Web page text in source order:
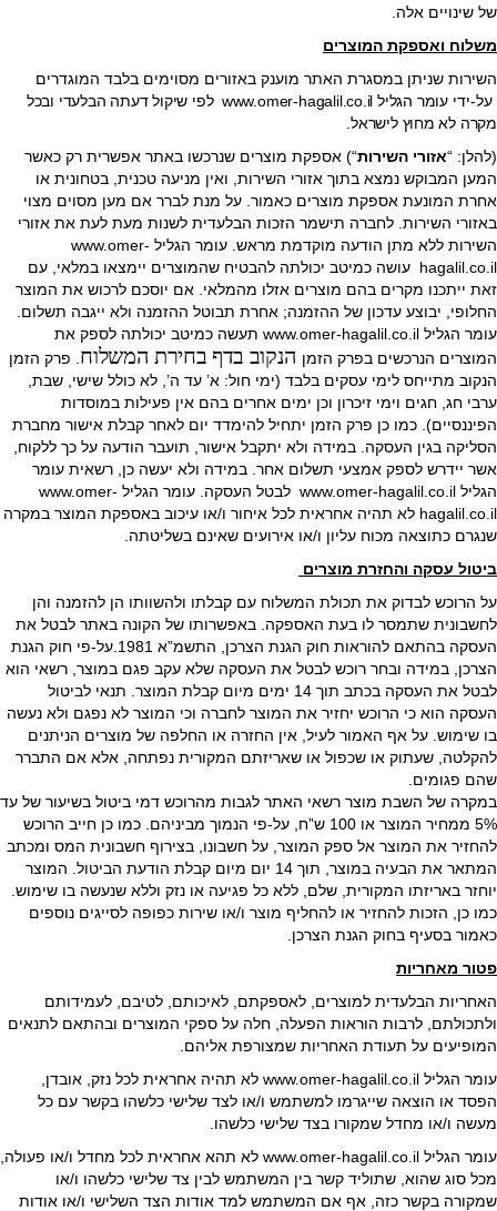
של שינויים אלה.
משלוח ואספקת המוצרים
השירות שניתן במסגרת האתר מוענק באזורים מסוימים בלבד המוגדרים
על-ידי
עומר הגליל www.omer-hagalil.co.il לפי שיקול דעתה הבלעדי ובכל
מקרה לא מחוץ לישראל.
(להלן: “אזורי השירות“) אספקת מוצרים שנרכשו באתר אפשרית רק כאשר
המען המבוקש נמצא בתוך אזורי השירות, ואין מניעה טכנית, בטחונית או
אחרת המונעת אספקת מוצרים כאמור. על מנת לברר אם מען מסוים מצוי
באזורי השירות. לחברה תישמר הזכות הבלעדית לשנות מעת לעת את אזורי
השירות ללא מתן הודעה מוקדמת מראש. עומר הגליל www.omer-
hagalil.co.il עושה כמיטב יכולתה להבטיח שהמוצרים יימצאו במלאי, עם
זאת ייתכנו מקרים בהם מוצרים אזלו מהמלאי. אם יוסכם לרכוש את המוצר
החלופי, יבוצע עדכון של ההזמנה; אחרת תבוטל ההזמנה ולא ייגבה תשלום.
עומר הגליל www.omer-hagalil.co.il תעשה כמיטב יכולתה לספק את
המוצרים הנרכשים בפרק הזמן הנקוב בדף בחירת המשלוח . פרק הזמן
הנקוב מתייחס לימי עסקים בלבד (ימי חול: א’ עד ה’, לא כולל שישי, שבת,
ערבי חג, חגים וימי זיכרון וכן ימים אחרים בהם אין פעילות במוסדות
הפיננסיים). כמו כן פרק הזמן יתחיל להימדד יום לאחר קבלת אישור מחברת
הסליקה בגין העסקה. במידה ולא יתקבל אישור, תועבר הודעה על כך ללקוח,
אשר יידרש לספק אמצעי תשלום אחר. במידה ולא יעשה כן, רשאית עומר
הגליל www.omer-hagalil.co.il לבטל העסקה. עומר הגליל www.omer-
hagalil.co.il לא תהיה אחראית לכל איחור ו/או עיכוב באספקת המוצר במקרה
שנגרם כתוצאה מכוח עליון ו/או אירועים שאינם בשליטתה.
ביטול עסקה והחזרת מוצרים
על הרוכש לבדוק את תכולת המשלוח עם קבלתו ולהשוותו הן להזמנה והן
לחשבונית שתמסר לו בעת האספקה. באפשרותו של הקונה באתר לבטל את
העסקה בהתאם להוראות חוק הגנת הצרכן, התשמ”א 1981.על-פי חוק הגנת
הצרכן, במידה ובחר רוכש לבטל את העסקה שלא עקב פגם במוצר, רשאי הוא
לבטל את העסקה בכתב תוך 14 ימים מיום קבלת המוצר. תנאי לביטול
העסקה הוא כי הרוכש יחזיר את המוצר לחברה וכי המוצר לא נפגם ולא נעשה
בו שימוש. על אף האמור לעיל, אין החזרה או החלפה של מוצרים הניתנים
להקלטה, שעתוק או שכפול או שאריזתם המקורית נפתחה, אלא אם התברר
שהם פגומים.
במקרה של השבת מוצר רשאי האתר לגבות מהרוכש דמי ביטול בשיעור של עד
5% ממחיר המוצר או 100 ש”ח, על-פי הנמוך מביניהם. כמו כן חייב הרוכש
להחזיר את המוצר אל ספק המוצר, על חשבונו, בצירוף חשבונית המס ומכתב
המתאר את הבעיה במוצר, תוך 14 יום מיום קבלת הודעת הביטול. המוצר
יוחזר באריזתו המקורית, שלם, ללא כל פגיעה או נזק וללא שנעשה בו שימוש.
כמו כן, הזכות להחזיר או להחליף מוצר ו/או שירות כפופה לסייגים נוספים
כאמור בסעיף בחוק הגנת הצרכן.
פטור מאחריות
האחריות הבלעדית למוצרים, לאספקתם, לאיכותם, לטיבם, לעמידותם
ולתכולתם, לרבות הוראות הפעלה, חלה על ספקי המוצרים ובהתאם לתנאים
המופיעים על תעודת האחריות שמצורפת אליהם.
עומר הגליל www.omer-hagalil.co.il לא תהיה אחראית לכל נזק, אובדן,
הפסד או הוצאה שייגרמו למשתמש ו/או לצד שלישי כלשהו בקשר עם כל
מעשה ו/או מחדל שמקורו בצד שלישי כלשהו.
עומר הגליל www.omer-hagalil.co.il לא תהא אחראית לכל מחדל ו/או פעולה,
מכל סוג שהוא, שתוליד קשר בין המשתמש לבין צד שלישי כלשהו ו/או
שמקורה בקשר כזה, אף אם המשתמש למד אודות הצד השלישי ו/או אודות